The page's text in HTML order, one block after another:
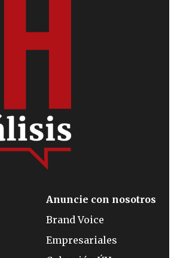
Anuncie con nosotros
Brand Voice
Empresariales